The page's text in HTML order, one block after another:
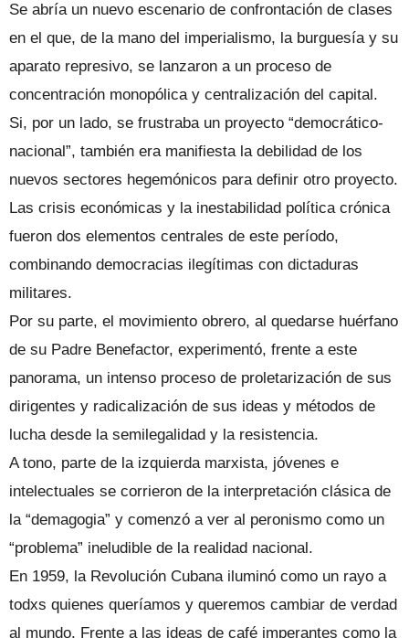
Se abría un nuevo escenario de confrontación de clases
en el que, de la mano del imperialismo, la burguesía y su
aparato represivo, se lanzaron a un proceso de
concentración monopólica y centralización del capital.
Si, por un lado, se frustraba un proyecto “democrático-
nacional”, también era manifiesta la debilidad de los
nuevos sectores hegemónicos para definir otro proyecto.
Las crisis económicas y la inestabilidad política crónica
fueron dos elementos centrales de este período,
combinando democracias ilegítimas con dictaduras
militares.
Por su parte, el movimiento obrero, al quedarse huérfano
de su Padre Benefactor, experimentó, frente a este
panorama, un intenso proceso de proletarización de sus
dirigentes y radicalización de sus ideas y métodos de
lucha desde la semilegalidad y la resistencia.
A tono, parte de la izquierda marxista, jóvenes e
intelectuales se corrieron de la interpretación clásica de
la “demagogia” y comenzó a ver al peronismo como un
“problema” ineludible de la realidad nacional.
En 1959, la Revolución Cubana iluminó como un rayo a
todxs quienes queríamos y queremos cambiar de verdad
al mundo. Frente a las ideas de café imperantes como la